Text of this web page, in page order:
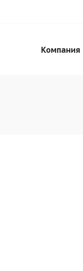
Компания